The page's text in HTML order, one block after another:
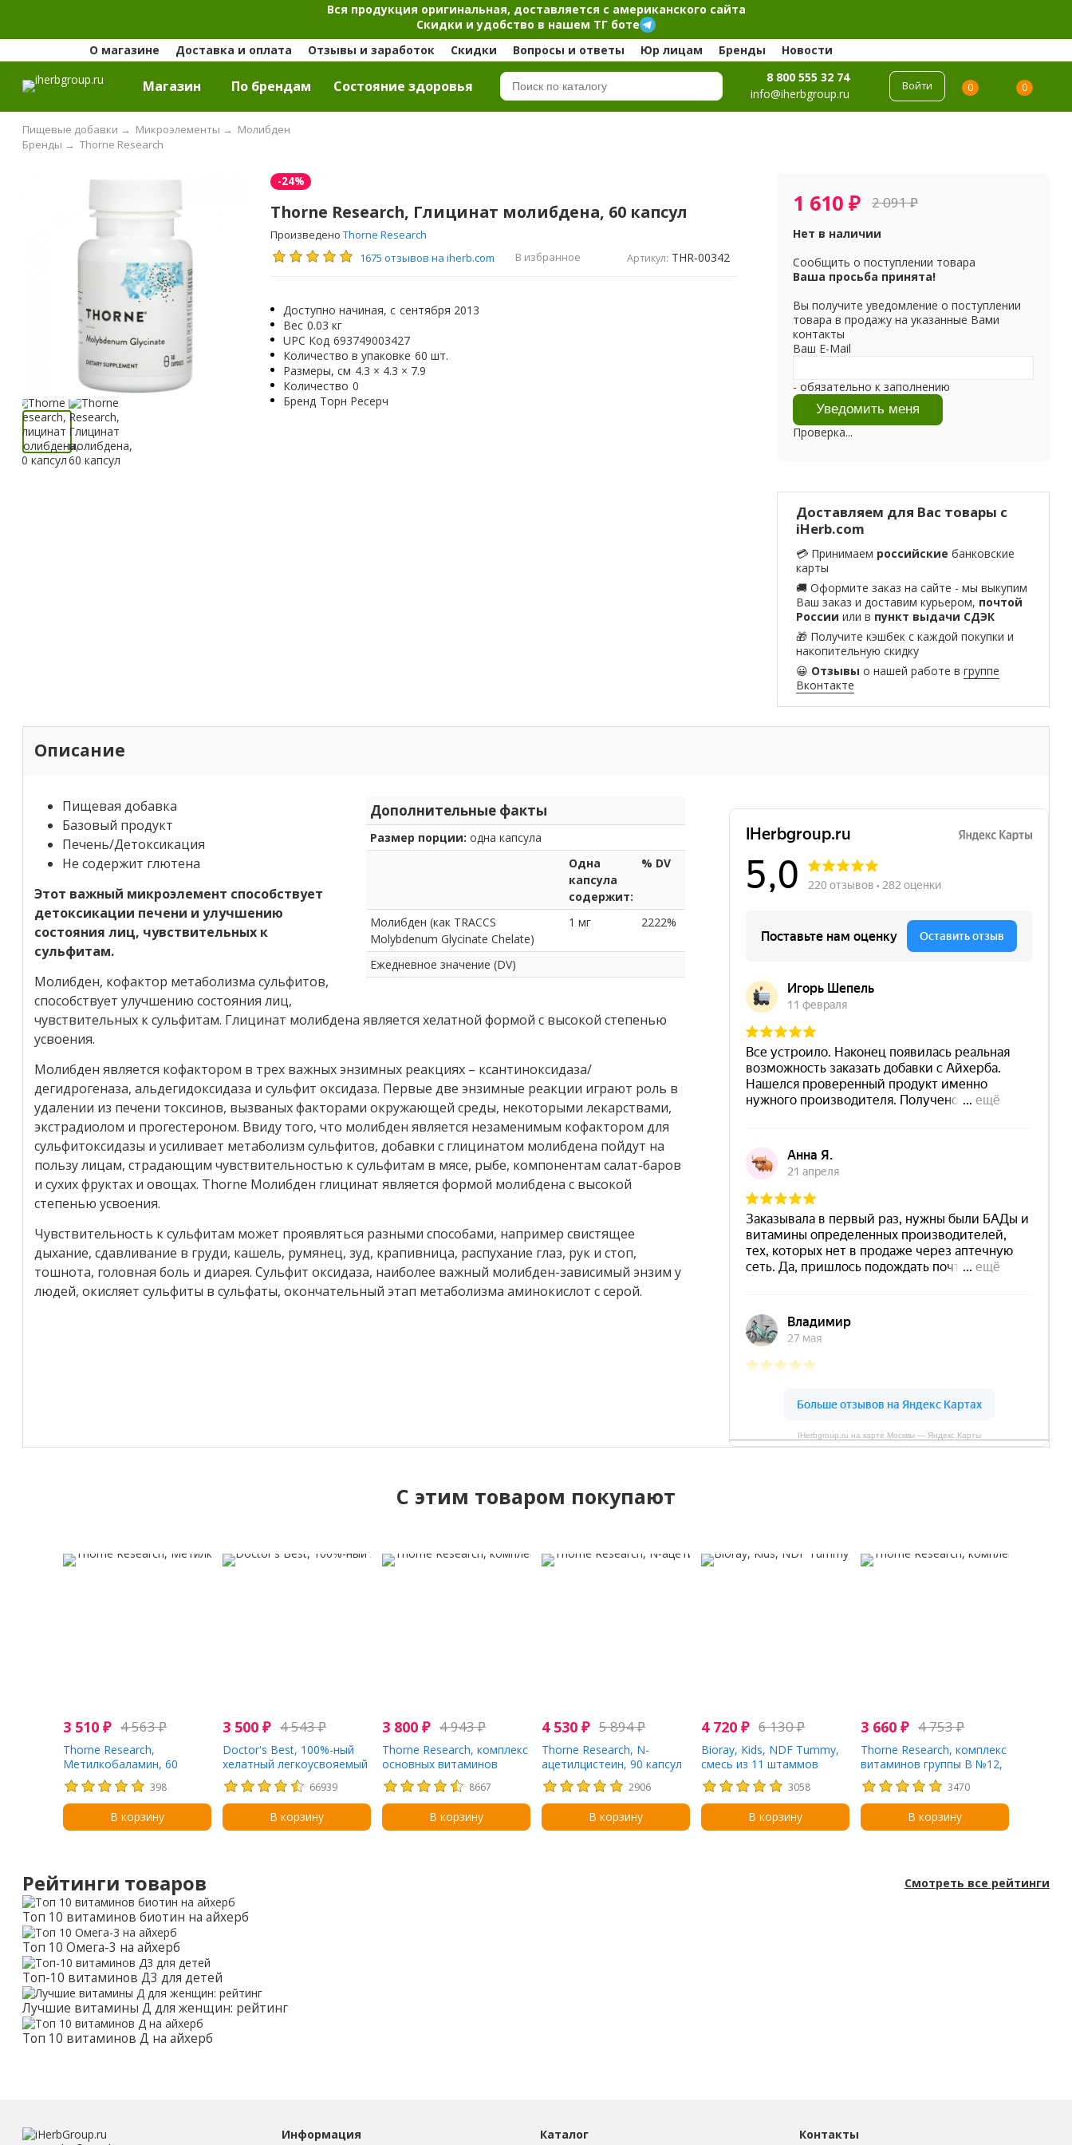
Вся продукция оригинальная, доставляется с американского сайта
Скидки и удобство в нашем ТГ боте
О магазине
Доставка и оплата Отзывы и заработок Скидки Вопросы и ответы Юр лицам Бренды Новости
Магазин По брендам Cостояние здоровья
8 800 555 32 74
info@iherbgroup.ru
Войти 0 0
Пищевые добавки → Микроэлементы → Молибден
Thorne Research
Бренды →
-24%
Thorne Research, Глицинат молибдена, 60 капсул
ПроизведеноThorne Research
1675 отзывов на iherb.com
В избранное Артикул: THR-00342
Доступно начиная, с сентября 2013
Вес 0.03 кг
UPC Код 693749003427
Количество в упаковке 60 шт.
Размеры, см 4.3 × 4.3 × 7.9
Количество 0
Бренд Торн Ресерч
1 610 ₽ 2 091₽
Нет в наличии
Сообщить о поступлении товара
Ваша просьба принята!
Вы получите уведомление о поступлении
товара в продажу на указанные Вами
контакты
Ваш E-Mail
- обязательно к заполнению
Проверка...
Доставляем для Вас товары с
iHerb.com
💳 Принимаем российские банковские
карты
🚚 Оформите заказ на сайте - мы выкупим
Ваш заказ и доставим курьером, почтой
России или в пункт выдачи СДЭК
🎁 Получите кэшбек с каждой покупки и
накопительную скидку
😀 Отзывы о нашей работе в группе
Вконтакте
Описание
Дополнительные факты
Размер порции: одна капсула
Одна
капсула
содержит:
% DV
Молибден (как TRACCS
Molybdenum Glycinate Chelate)
1 мг 2222%
Ежедневное значение (DV)
Пищевая добавка
Базовый продукт
Печень/Детоксикация
Не содержит глютена
Этот важный микроэлемент способствует
детоксикации печени и улучшению
состояния лиц, чувствительных к
сульфитам.
Молибден, кофактор метаболизма сульфитов,
способствует улучшению состояния лиц,
чувствительных к сульфитам. Глицинат молибдена является хелатной формой с высокой степенью
усвоения.
Молибден является кофактором в трех важных энзимных реакциях – ксантиноксидаза/
дегидрогеназа, альдегидоксидаза и сульфит оксидаза. Первые две энзимные реакции играют роль в
удалении из печени токсинов, вызваных факторами окружающей среды, некоторыми лекарствами,
экстрадиолом и прогестероном. Ввиду того, что молибден является незаменимым кофактором для
сульфитоксидазы и усиливает метаболизм сульфитов, добавки с глицинатом молибдена пойдут на
пользу лицам, страдающим чувствительностью к сульфитам в мясе, рыбе, компонентам салат-баров
и сухих фруктах и овощах. Thorne Молибден глицинат является формой молибдена с высокой
степенью усвоения.
Чувствительность к сульфитам может проявляться разными способами, например свистящее
дыхание, сдавливание в груди, кашель, румянец, зуд, крапивница, распухание глаз, рук и стоп,
тошнота, головная боль и диарея. Сульфит оксидаза, наиболее важный молибден-зависимый энзим у
людей, окисляет сульфиты в сульфаты, окончательный этап метаболизма аминокислот с серой.
IHerbgroup.ru на карте Москвы — Яндекс Карты
C этим товаром покупают
3 510 ₽ 4 563₽
Thorne Research,
Метилкобаламин, 60
капсул
398
В корзину
3 500 ₽ 4 543₽
Doctor's Best, 100%-ный
хелатный легкоусвояемый
магний с
микроэлементами Albion,
100 мг, 240 таблеток
66939
В корзину
3 800 ₽ 4 943₽
Thorne Research, комплекс
основных витаминов
группы B, 60 капсул
8667
В корзину
4 530 ₽ 5 894₽
Thorne Research, N-
ацетилцистеин, 90 капсул
2906
В корзину
4 720 ₽ 6 130₽
Bioray, Kids, NDF Tummy,
смесь из 11 штаммов
пробиотиков, со вкусом
малины, 60 мл (2 жидк.
унции)
3058
В корзину
3 660 ₽ 4 753₽
Thorne Research, комплекс
витаминов группы B №12,
60 капсул
3470
В корзину
Рейтинги товаров Смотреть все рейтинги
Топ 10 витаминов биотин на айхерб
Топ 10 Омега-3 на айхерб
Топ-10 витаминов Д3 для детей
Лучшие витамины Д для женщин: рейтинг
Топ 10 витаминов Д на айхерб
Информация Каталог Контакты